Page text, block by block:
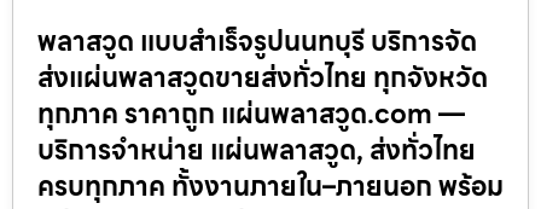
พลาสวูด แบบสำเร็จรูปนนทบุรี บริการจัด
ส่งแผ่นพลาสวูดขายส่งทั่วไทย ทุกจังหวัด
ทุกภาค ราคาถูก แผ่นพลาสวูด.com —
บริการจำหน่าย แผ่นพลาสวูด, ส่งทั่วไทย
ครบทุกภาค ทั้งงานภายใน–ภายนอก พร้อม